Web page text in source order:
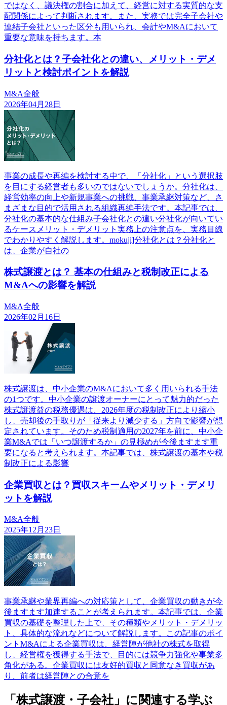
ではなく、議決権の割合に加えて、経営に対する実質的な支
配関係によって判断されます。また、実務では完全子会社や
連結子会社といった区分も用いられ、会計やM&Aにおいて
重要な意味を持ちます。本
分社化とは？子会社化との違い、メリット・デメ
リットと検討ポイントを解説
M&A全般
2026年04月28日
事業の成長や再編を検討する中で、「分社化」という選択肢
を目にする経営者も多いのではないでしょうか。分社化は、
経営効率の向上や新規事業への挑戦、事業承継対策など、さ
まざまな目的で活用される組織再編手法です。本記事では、
分社化の基本的な仕組み子会社化との違い分社化が向いてい
るケースメリット・デメリット実務上の注意点を、実務目線
でわかりやすく解説します。mokuji]分社化とは？分社化と
は、企業が自社の
株式譲渡とは？ 基本の仕組みと税制改正による
M&Aへの影響を解説
M&A全般
2026年02月16日
株式譲渡は、中小企業のM&Aにおいて多く用いられる手法
の1つです。中小企業の譲渡オーナーにとって魅力的だった
株式譲渡益の税務優遇は、2026年度の税制改正により縮小
し、売却後の手取りが「従来より減少する」方向で影響が想
定されています。そのため税制適用の2027年を前に、中小企
業M&Aでは「いつ譲渡するか」の見極めが今後ますます重
要になると考えられます。本記事では、株式譲渡の基本や税
制改正による影響
企業買収とは？買収スキームやメリット・デメリ
ットを解説
M&A全般
2025年12月23日
事業承継や業界再編への対応策として、企業買収の動きが今
後ますます加速することが考えられます。本記事では、企業
買収の基礎を整理した上で、その種類やメリット・デメリッ
ト、具体的な流れなどについて解説します。この記事のポイ
ントM&Aによる企業買収は、経営陣が他社の株式を取得
し、経営権を獲得する手法で、目的には競争力強化や事業多
角化がある。企業買収には友好的買収と同意なき買収があ
り、前者は経営陣との合意を
「株式譲渡・子会社」に関連する学ぶ